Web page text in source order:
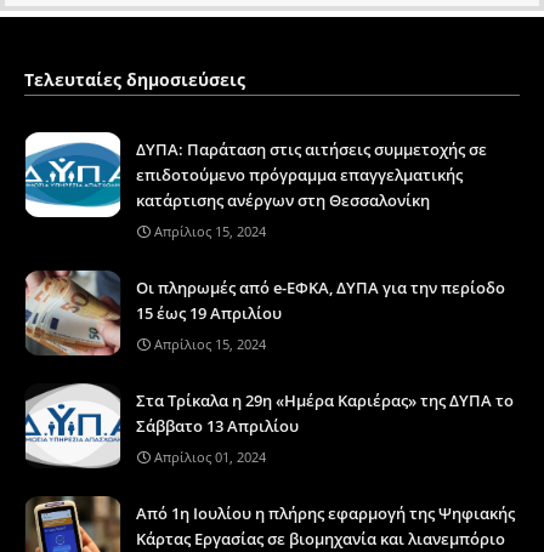
Τελευταίες δημοσιεύσεις
ΔΥΠΑ: Παράταση στις αιτήσεις συμμετοχής σε
επιδοτούμενο πρόγραμμα επαγγελματικής
κατάρτισης ανέργων στη Θεσσαλονίκη
Απρίλιος 15, 2024
Οι πληρωμές από e-ΕΦΚΑ, ΔΥΠΑ για την περίοδο
15 έως 19 Απριλίου
Απρίλιος 15, 2024
Στα Τρίκαλα η 29η «Ημέρα Καριέρας» της ΔΥΠΑ το
Σάββατο 13 Απριλίου
Απρίλιος 01, 2024
Από 1η Ιουλίου η πλήρης εφαρμογή της Ψηφιακής
Κάρτας Εργασίας σε βιομηχανία και λιανεμπόριο